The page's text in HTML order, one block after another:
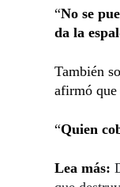
“No se
da la
También
afirmó que
“Quien
Lea más: